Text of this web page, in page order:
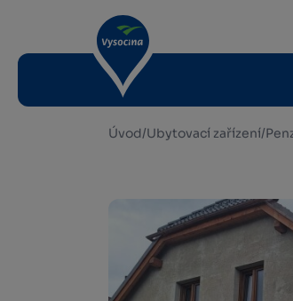
Úvod/Ubytovací zařízení/